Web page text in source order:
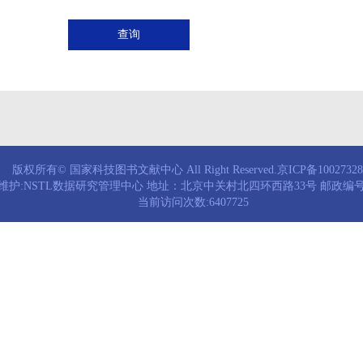
查询
版权所有© 国家科技图书文献中心 All Right Reserved.京ICP备
护:NSTL数据研究管理中心 地址：北京中关村北四环西路33号 邮政编
当前访问次数:6407725